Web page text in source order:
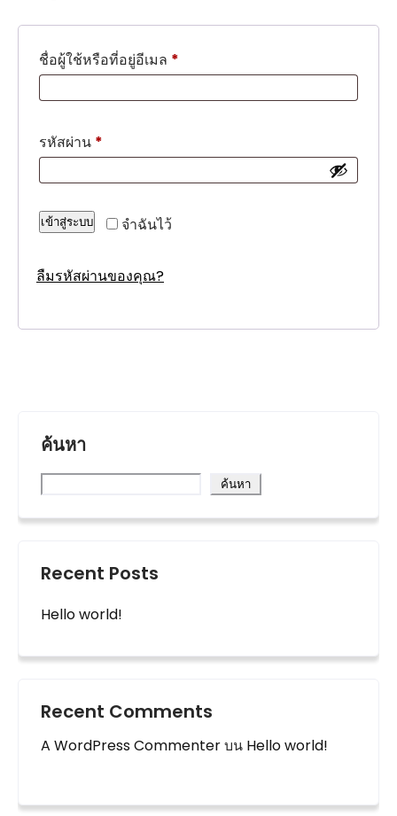
ชื่อผู้ใช้หรือที่อยู่อีเมล *
รหัสผ่าน *
จำฉันไว้
เข้าสู่ระบบ
ลืมรหัสผ่านของคุณ?
ค้นหา
ค้นหา
Recent Posts
Hello world!
Recent Comments
A WordPress Commenterบน Hello world!